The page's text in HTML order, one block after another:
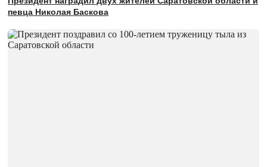
певца Николая Баскова